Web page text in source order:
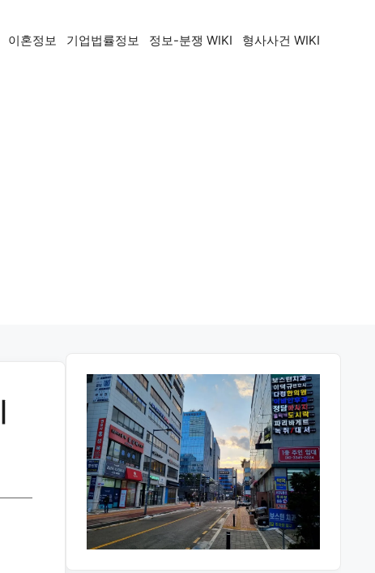
이혼정보 기업법률정보 정보-분쟁 WIKI 형사사건 WIKI